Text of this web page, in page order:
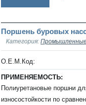
Поршень буровых
Категория: Промышленные
O.E.M.Код:
ПРИМЕНЯЕМОСТЬ:
Полиуретановые поршни
износостойкости по